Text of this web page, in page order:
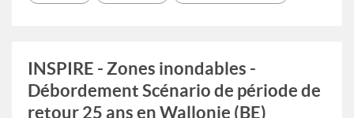
INSPIRE - Zones inondables -
Débordement Scénario de période de
retour 25 ans en Wallonie (BE)